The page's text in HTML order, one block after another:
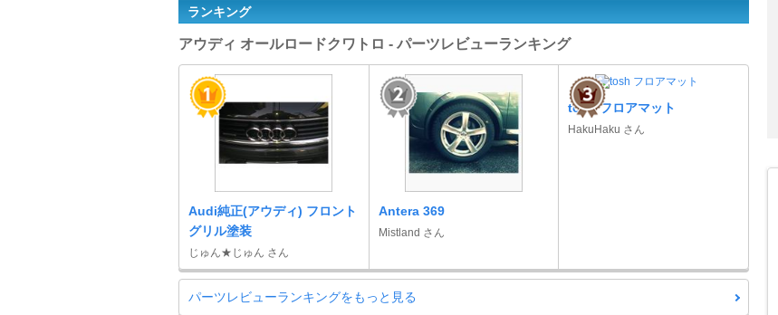
ランキング
アウディ オールロードクワトロ - パーツレビューランキング
Audi純正(アウディ) フロント
グリル塗装
じゅん★じゅん さん
Antera 369
Mistland さん
tosh フロアマット
HakuHaku さん
パーツレビューランキングをもっと見る